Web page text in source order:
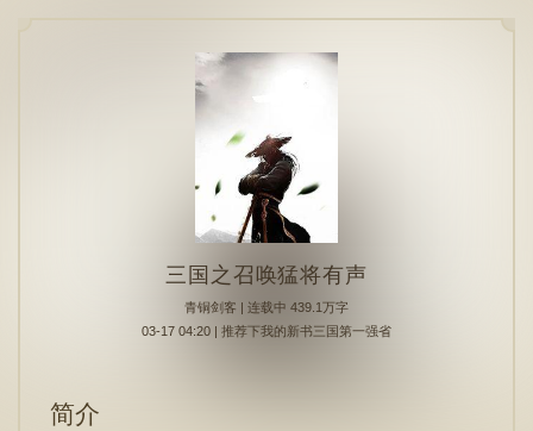
三国之召唤猛将有声
青铜剑客 | 连载中 439.1万字
03-17 04:20 | 推荐下我的新书三国第一强省
简介